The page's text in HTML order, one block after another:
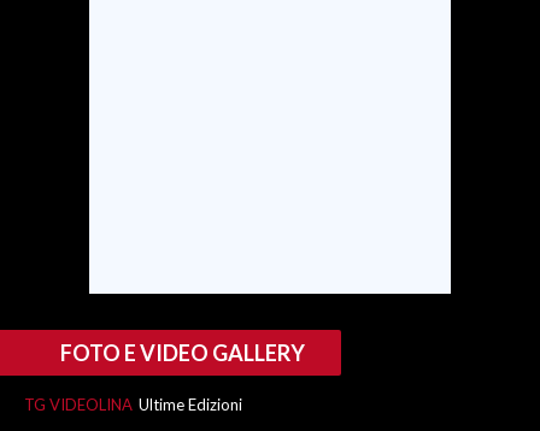
FOTO E VIDEO GALLERY
TG VIDEOLINA Ultime Edizioni